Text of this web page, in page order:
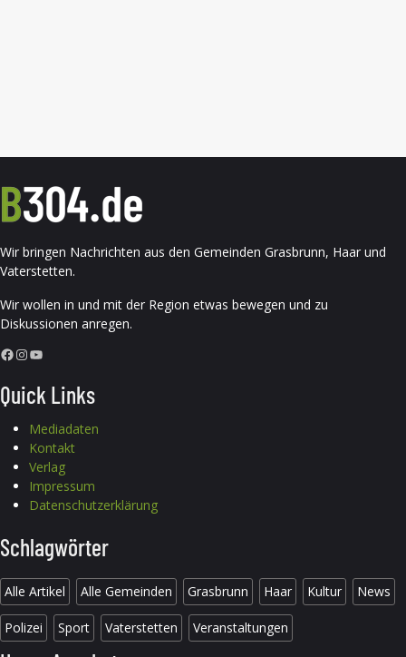
Wir bringen Nachrichten aus den Gemeinden Grasbrunn, Haar und
Vaterstetten.
Wir wollen in und mit der Region etwas bewegen und zu
Diskussionen anregen.
Facebook InstagramYouTube
Quick Links
Mediadaten
Kontakt
Verlag
Impressum
Datenschutzerklärung
Schlagwörter
Alle Artikel Alle Gemeinden Grasbrunn Haar Kultur News
Polizei Sport Vaterstetten Veranstaltungen